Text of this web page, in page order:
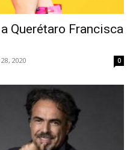
Querétaro Francisca
2020 0